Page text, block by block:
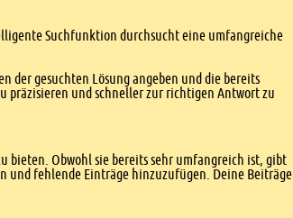
Suchfunktion durchsucht eine umfangreiche
der gesuchten Lösung angeben und die bereits
präzisieren und schneller zur richtigen Antwort zu
Obwohl sie bereits sehr umfangreich ist, gibt
und fehlende Einträge hinzuzufügen. Deine Beiträge